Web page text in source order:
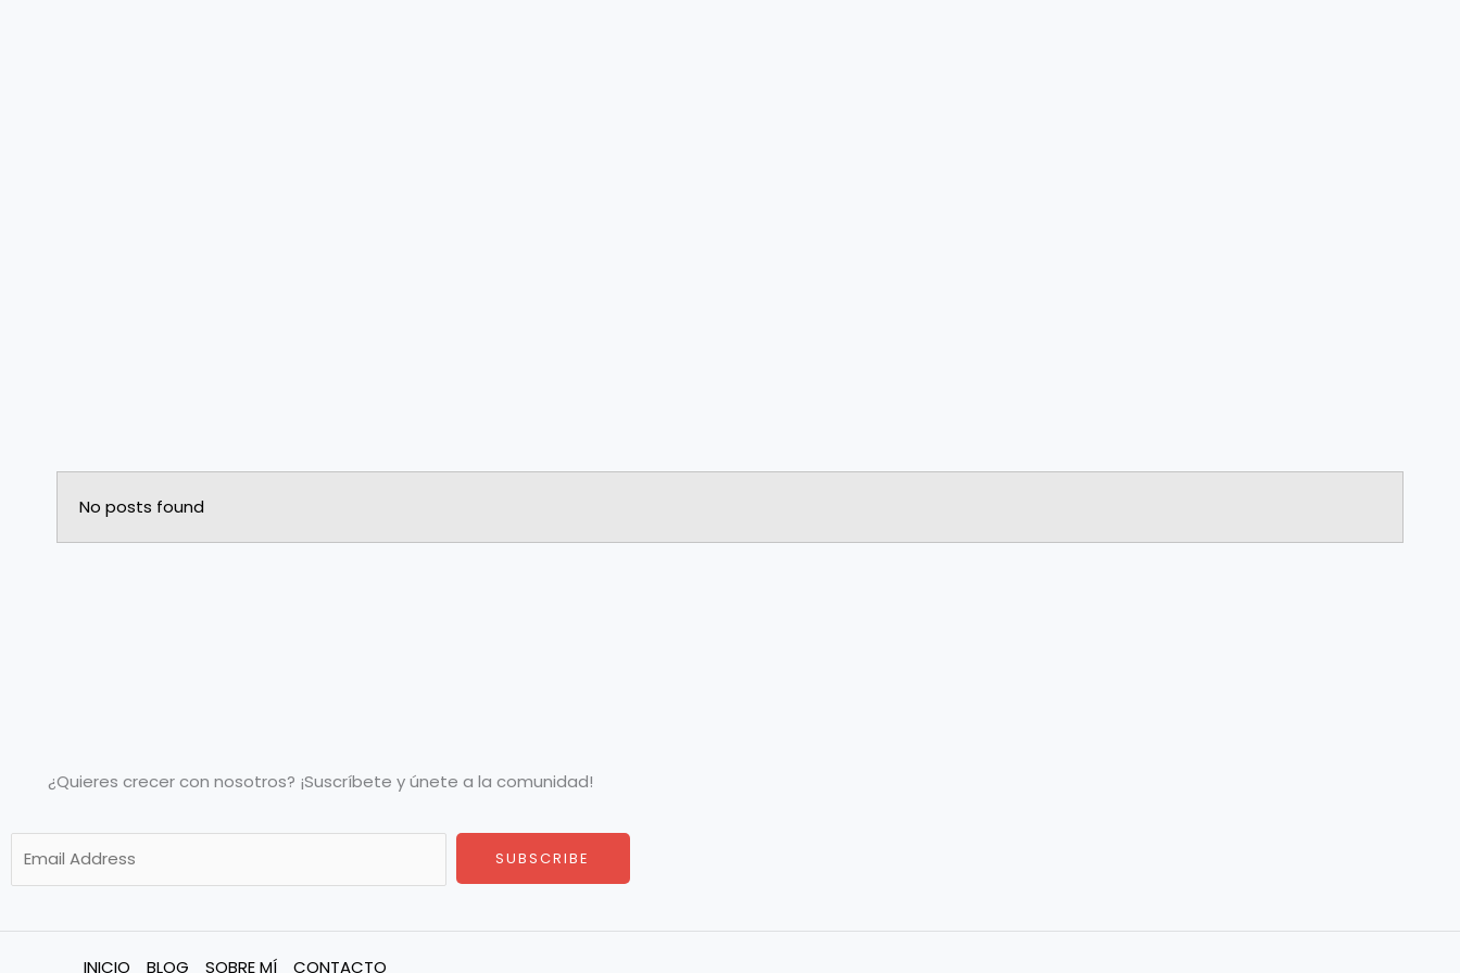
No posts found
¿Quieres crecer con nosotros? ¡Suscríbete y únete a la comunidad!
E
m
a
l
m
SUBSCRIBE
INICIO BLOG SOBRE MÍ CONTACTO